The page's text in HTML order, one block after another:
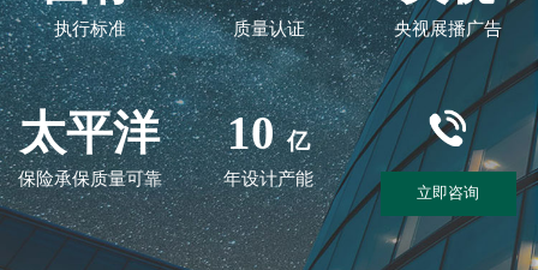
执行标准 质量认证 央视展播广告
太平洋
保险承保质量可靠
10 亿
年设计产能
立即咨询